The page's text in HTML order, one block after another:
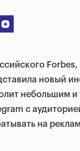
новый
небольшим и
с
на